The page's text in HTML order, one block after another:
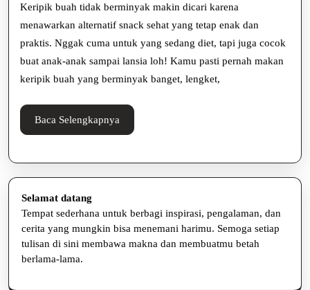
Berminyak,
Camilan
Sehat
yang
Keripik buah tidak berminyak makin dicari karena
menawarkan alternatif snack sehat yang tetap enak dan
praktis. Nggak cuma untuk yang sedang diet, tapi juga cocok
buat anak-anak sampai lansia loh! Kamu pasti pernah makan
keripik buah yang berminyak banget, lengket,
Baca Selengkapnya
Selengkapnya
Selamat datang
Tempat sederhana untuk berbagi inspirasi, pengalaman, dan
cerita yang mungkin bisa menemani harimu. Semoga setiap
tulisan di sini membawa makna dan membuatmu betah
berlama-lama.